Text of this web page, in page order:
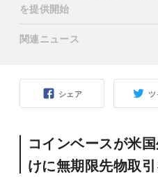
シェア ツ
コインベースが米
けに無期限先物取
を提供開始
関連ニュース